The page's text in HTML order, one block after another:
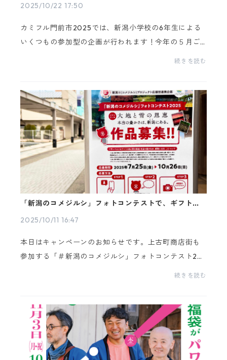
2025/10/22 17:50
カミフル門前市2025では、新潟小学校の6年生による
いくつもの参加型の企画が行われます！今年の５月ご
ろから検討が始まり、何度も何度も上古町商店街に調
続きを読む
「新潟のコメジルシ」フォトコンテストで、ギフトを
2025/10/11 16:47
本日はキャンペーンのお知らせです。上古町商店街も
参加する「＃新潟のコメジルシ」フォトコンテスト20
25。カミフルの写真を撮影して、＃新潟のコメジルシ
続きを読む